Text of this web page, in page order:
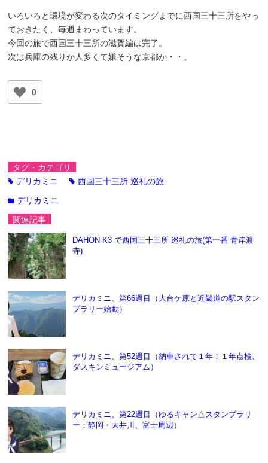
いろいろと環境が変わる次のタイミングまでに西国三十三所をやっ
ておきたく、毎週まわっています。
今回の旅で西国三十三所の滋賀編は完了。
次は兵庫の残りか人多くて嫌そうな京都か・・。
0
タグ・カテゴリ
tagデリカミニ tag 西国三十三所 巡礼の旅
folderデリカミニ
関連記事
DAHON K3 で西国三十三所 巡礼の旅(第一番 青岸渡
寺)
デリカミニ、第66週目（大台ケ原と近畿道の駅スタン
プラリー始動）
デリカミニ、第52週目（納車されて１年！１年点検、
ダスキンミュージアム）
デリカミニ、第22週目（ゆるキャン△スタンプラリ
ー：静岡・大井川、富士周辺）